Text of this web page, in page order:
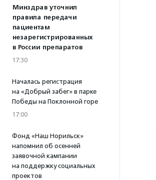
Минздрав уточнил
правила передачи
пациентам
незарегистрированных
в России препаратов
17:30
Началась регистрация
на «Добрый забег» в парке
Победы на Поклонной горе
17:00
Фонд «Наш Норильск»
напомнил об осенней
заявочной кампании
на поддержку социальных
проектов